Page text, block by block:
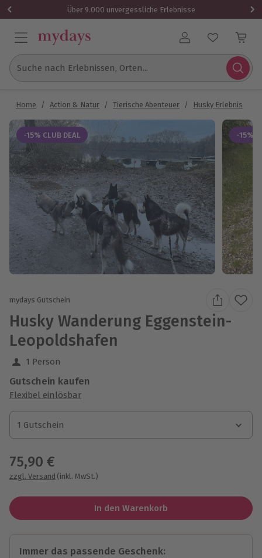
Über 9.000 unvergessliche Erlebnisse
Benutzerkonto
Suche nach Erlebnissen, Orten...
Home / Action & Natur / Tierische Abenteuer / Husky Erlebnis
-15% CLUB DEAL -15%
mydays Gutschein
Husky Wanderung Eggenstein-
Leopoldshafen
1 Person
Gutschein kaufen
Flexibel einlösbar
1 Gutschein
1 Gutschein
1 Gutschein
75,90 €
zzgl. Versand (inkl. MwSt.)
In den Warenkorb
Immer das passende Geschenk: